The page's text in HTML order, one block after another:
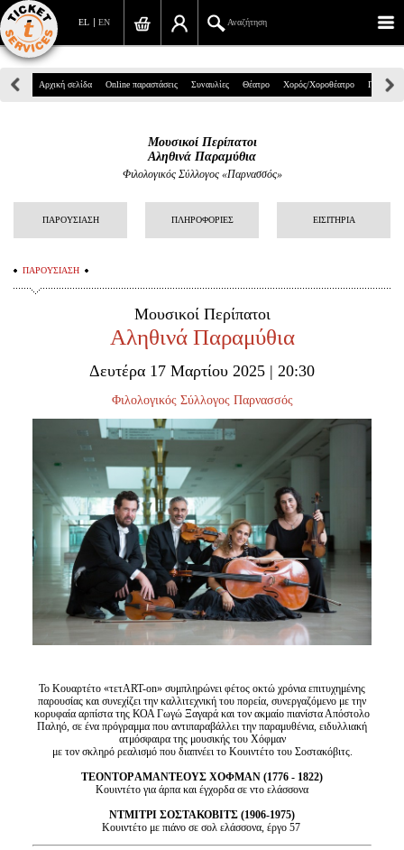
EN
EL Αναζήτηση
Πανεπιστημίου 39, Αθήνα
info@ticketservices.gr
Σύνδεση/Εγγραφή
Προσωπικά Δεδομένα
Πληροφορίες
Είσοδος διαχειριστή
Αρχική σελίδα Online παραστάσεις Συναυλίες Θέατρο Χορός/Χοροθέατρο Παιδικά
Μουσικοί Περίπατοι
Αληθινά Παραμύθια
Φιλολογικός Σύλλογος «Παρνασσός»
ΠΑΡΟΥΣΙΑΣΗ ΠΛΗΡΟΦΟΡΙΕΣ ΕΙΣΙΤΗΡΙΑ
ΠΑΡΟΥΣΙΑΣΗ
Μουσικοί Περίπατοι
Αληθινά Παραμύθια
Δευτέρα 17 Μαρτίου 2025 | 20:30
Φιλολογικός Σύλλογος Παρνασσός
Το Κουαρτέτο «τετART-on» συμπληρώνει φέτος οκτώ χρόνια επιτυχημένης
παρουσίας και συνεχίζει την καλλιτεχνική του πορεία, συνεργαζόμενο με την
κορυφαία αρπίστα της ΚΟΑ Γωγώ Ξαγαρά και τον ακμαίο πιανίστα Απόστολο
Παληό, σε ένα πρόγραμμα που αντιπαραβάλλει την παραμυθένια, ειδυλλιακή
ατμόσφαιρα της μουσικής του Χόφμαν
με τον σκληρό ρεαλισμό που διαπνέει το Κουιντέτο του Σοστακόβιτς.
ΤΕΟΝΤΟΡ ΑΜΑΝΤΕΟΥΣ ΧΟΦΜΑΝ (1776 - 1822)
Κουιντέτο για άρπα και έγχορδα σε ντο ελάσσονα
ΝΤΜΙΤΡΙ ΣΟΣΤΑΚΟΒΙΤΣ (1906-1975)
Κουιντέτο με πιάνο σε σολ ελάσσονα, έργο 57